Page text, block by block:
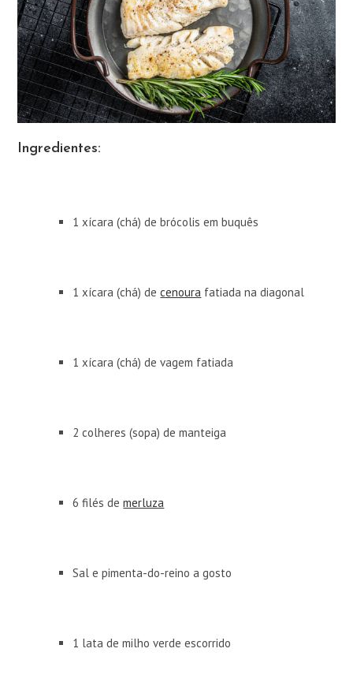
Ingredientes:
1 xícara (chá) de brócolis em buquês
1 xícara (chá) decenoura fatiada na diagonal
1 xícara (chá) de vagem fatiada
2 colheres (sopa) de manteiga
6 filés demerluza
Sal e pimenta-do-reino a gosto
1 lata de milho verde escorrido